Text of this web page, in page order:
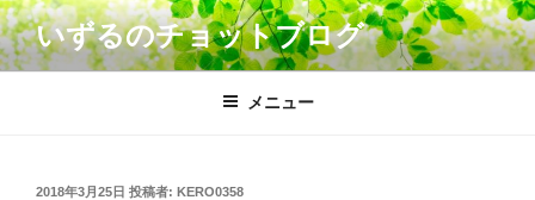
コ
ン
テ
いずるのチョットブログ
メニュー
投
2018年3月25日 投稿者: KERO0358